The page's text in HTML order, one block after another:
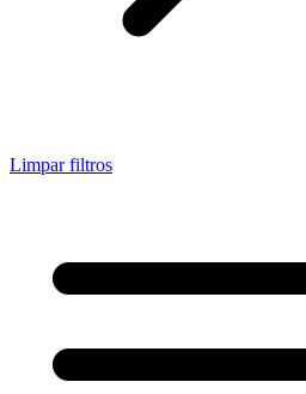
Limpar filtros